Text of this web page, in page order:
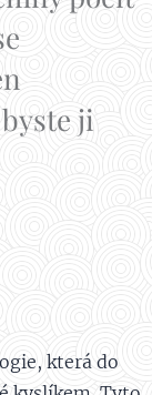
ji
která do